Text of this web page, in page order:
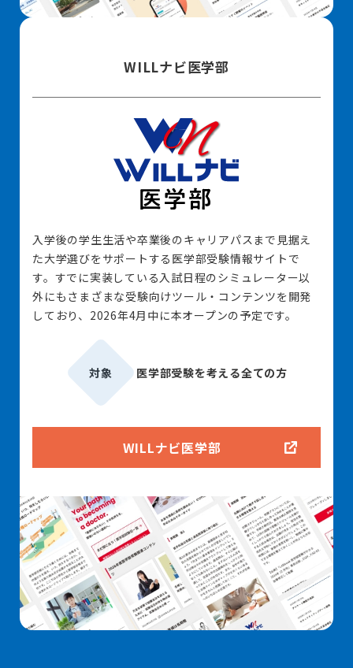
WILLナビ医学部
入学後の学生生活や卒業後のキャリアパスまで見据え
た大学選びをサポートする医学部受験情報サイトで
す。すでに実装している入試日程のシミュレーター以
外にもさまざまな受験向けツール・コンテンツを開発
しており、2026年4月中に本オープンの予定です。
対象 医学部受験を考える全ての方
WILLナビ医学部